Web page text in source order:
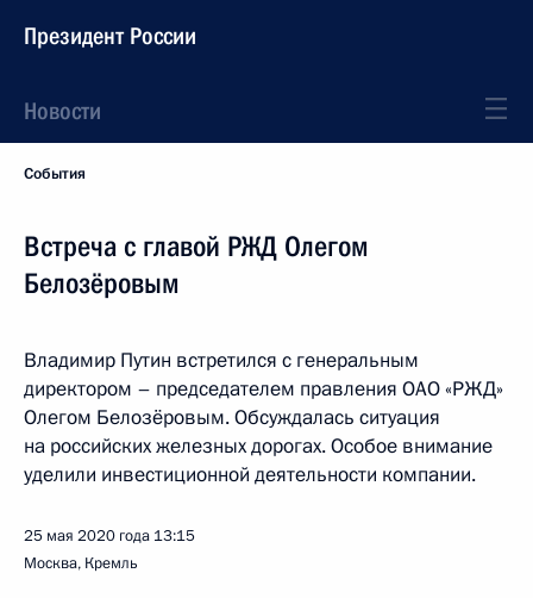
Президент России
Новости
События
Встреча с главой РЖД Олегом
Белозёровым
Владимир Путин встретился с генеральным
директором – председателем правления ОАО «РЖД»
Олегом Белозёровым. Обсуждалась ситуация
на российских железных дорогах. Особое внимание
уделили инвестиционной деятельности компании.
25 мая 2020 года 13:15
Москва, Кремль